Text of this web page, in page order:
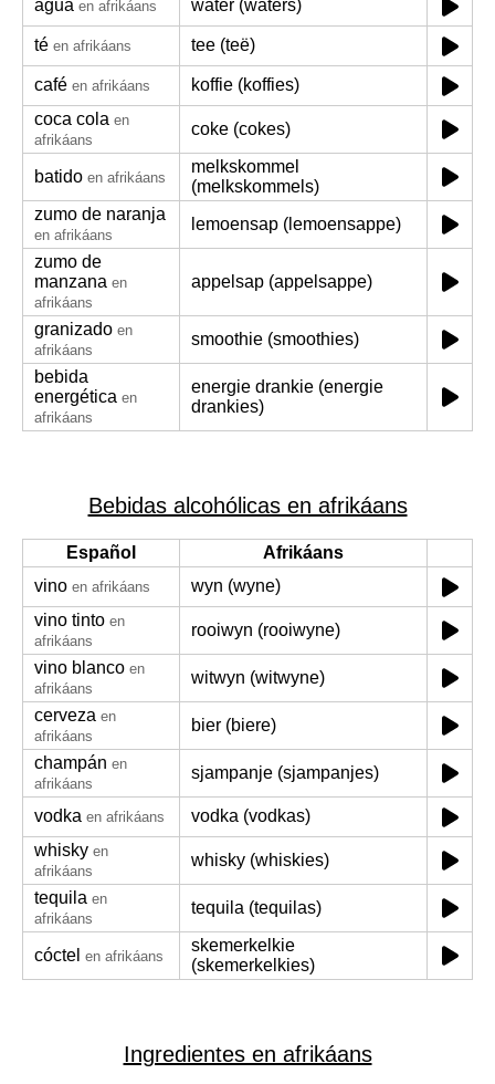
agua en afrikáans water (waters)
té en afrikáans tee (teë)
café en afrikáans
koffie (koffies)
coca cola en
afrikáans
coke (cokes)
batido en afrikáans
melkskommel
(melkskommels)
zumo de naranja
en afrikáans
lemoensap (lemoensappe)
zumo de
manzana en
afrikáans
appelsap (appelsappe)
granizado en
afrikáans
smoothie (smoothies)
bebida
energética en
afrikáans
energie drankie (energie
drankies)
Bebidas alcohólicas en afrikáans
Español
Afrikáans
vino en afrikáans
wyn (wyne)
vino tinto en
afrikáans
rooiwyn (rooiwyne)
vino blanco en
afrikáans
witwyn (witwyne)
cerveza en
afrikáans
bier (biere)
champán en
afrikáans
sjampanje (sjampanjes)
vodka en afrikáans
vodka (vodkas)
whisky en
afrikáans
whisky (whiskies)
tequila en
afrikáans
tequila (tequilas)
cóctel en afrikáans
skemerkelkie
(skemerkelkies)
Ingredientes en afrikáans